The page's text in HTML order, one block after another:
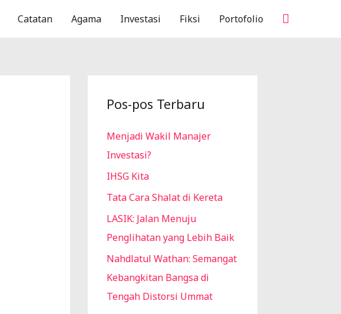
Catatan Agama Investasi Fiksi Portofolio Cari
Pos-pos Terbaru
Menjadi Wakil Manajer
Investasi?
IHSG Kita
Tata Cara Shalat di Kereta
LASIK: Jalan Menuju
Penglihatan yang Lebih Baik
Nahdlatul Wathan: Semangat
Kebangkitan Bangsa di
Tengah Distorsi Ummat